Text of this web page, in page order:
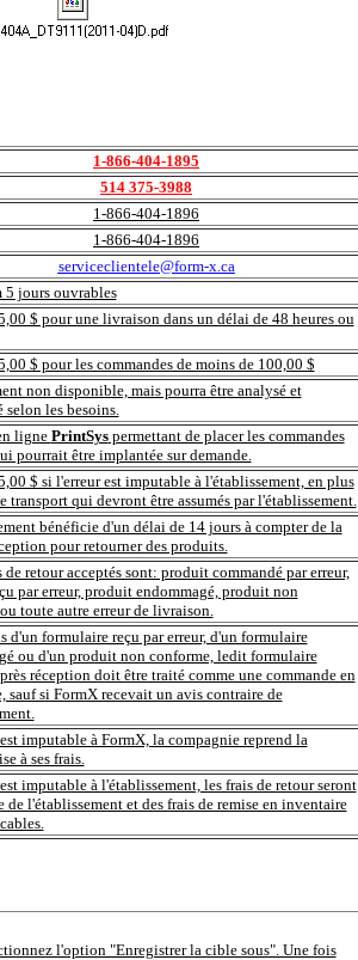
1-866-404-1895
514 375-3988
1-866-404-1896
1-866-404-1896
serviceclientele@form-x.ca
jours ouvrables
$ pour une livraison dans un délai de 48 heures ou
$ pour les commandes de moins de 100,00 $
non disponible, mais pourra être analysé et
selon les besoins.
lignePrintSyspermettant de placer les commandes
pourrait être implantée sur demande.
$ si l'erreur est imputable à l'établissement, en plus
transport qui devront être assumés par l'établissement.
bénéficie d'un délai de 14 jours à compter de la
pour retourner des produits.
de retour acceptés sont: produit commandé par erreur,
par erreur, produit endommagé, produit non
toute autre erreur de livraison.
d'un formulaire reçu par erreur, d'un formulaire
ou d'un produit non conforme, ledit formulaire
réception doit être traité comme une commande en
sauf si FormX recevait un avis contraire de
imputable à FormX, la compagnie reprend la
à ses frais.
imputable à l'établissement, les frais de retour seront
de l'établissement et des frais de remise en inventaire
l'option "Enregistrer la cible sous". Une fois